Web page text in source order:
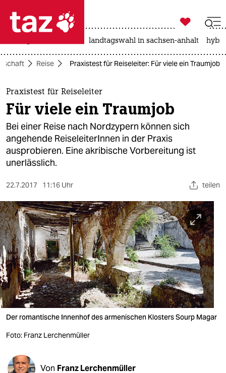
 taz zahl ich
taz zahl ich
themen
politik
öko
gesellschaft
kultur
sport
berlin
nord
wahrheit
verlag
verlag
veranstaltungen
shop

taz zahl ich
landtagswahl in sachsen-anhalt
Reise Praxistest für Reiseleiter: Für viele ein Traumjob
Praxistest für Reiseleiter
Für viele ein Traumjob
Bei einer Reise nach Nordzypern können sich
angehende ReiseleiterInnen in der Praxis
ausprobieren. Eine akribische Vorbereitung ist
unerlässlich.
22.7.2017 11:16 Uhr teilen
Der romantische Innenhof des armenischen Klosters Sourp Magar
Foto: Franz Lerchenmüller
Von Franz Lerchenmüller